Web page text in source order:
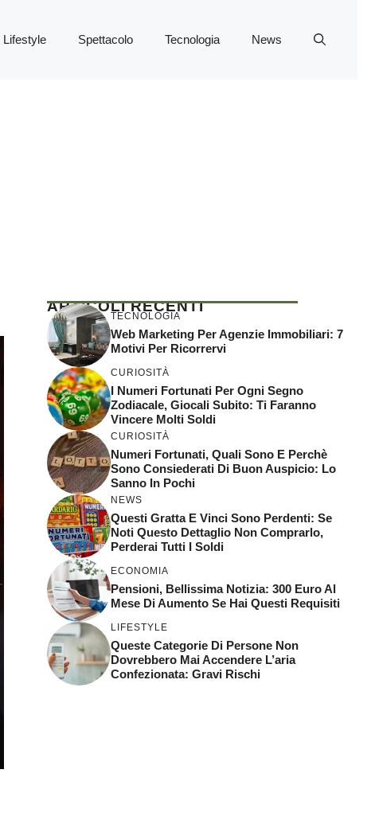
Lifestyle Spettacolo Tecnologia News
ARTICOLI RECENTI
TECNOLOGIA
Web Marketing Per Agenzie Immobiliari: 7
Motivi Per Ricorrervi
CURIOSITÀ
I Numeri Fortunati Per Ogni Segno
Zodiacale, Giocali Subito: Ti Faranno
Vincere Molti Soldi
CURIOSITÀ
Numeri Fortunati, Quali Sono E Perchè
Sono Consiederati Di Buon Auspicio: Lo
Sanno In Pochi
NEWS
Questi Gratta E Vinci Sono Perdenti: Se
Noti Questo Dettaglio Non Comprarlo,
Perderai Tutti I Soldi
ECONOMIA
Pensioni, Bellissima Notizia: 300 Euro Al
Mese Di Aumento Se Hai Questi Requisiti
LIFESTYLE
Queste Categorie Di Persone Non
Dovrebbero Mai Accendere L’aria
Confezionata: Gravi Rischi